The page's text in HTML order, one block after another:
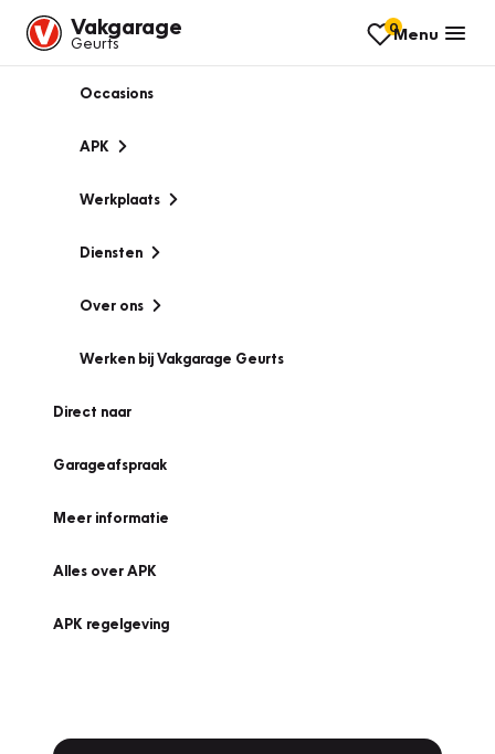
Vakgarage
Geurts
0Menu
Occasions
APK
Werkplaats
Diensten
Over ons
Werken bij Vakgarage Geurts
Direct naar
Garageafspraak
Meer informatie
Alles over APK
APK regelgeving